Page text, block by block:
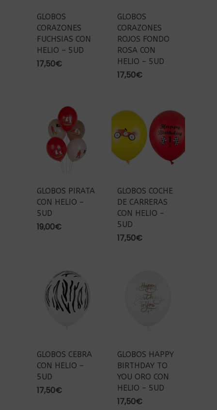
GLOBOS
CORAZONES
FUCHSIAS CON
HELIO – 5UD
17,50€
GLOBOS
CORAZONES
ROJOS FONDO
ROSA CON
HELIO – 5UD
17,50€
GLOBOS PIRATA
CON HELIO –
5UD
19,00€
GLOBOS COCHE
DE CARRERAS
CON HELIO –
5UD
17,50€
GLOBOS CEBRA
CON HELIO –
5UD
17,50€
GLOBOS HAPPY
BIRTHDAY TO
YOU ORO CON
HELIO – 5UD
17,50€